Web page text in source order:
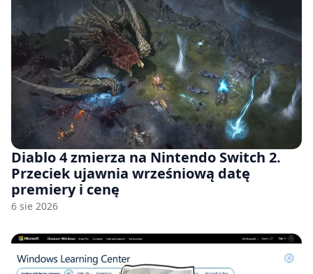
Diablo 4 zmierza na Nintendo Switch 2.
Przeciek ujawnia wrześniową datę
premiery i cenę
6 sie 2026